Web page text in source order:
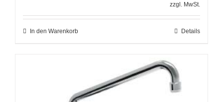
zzgl. MwSt.
In den Warenkorb Details